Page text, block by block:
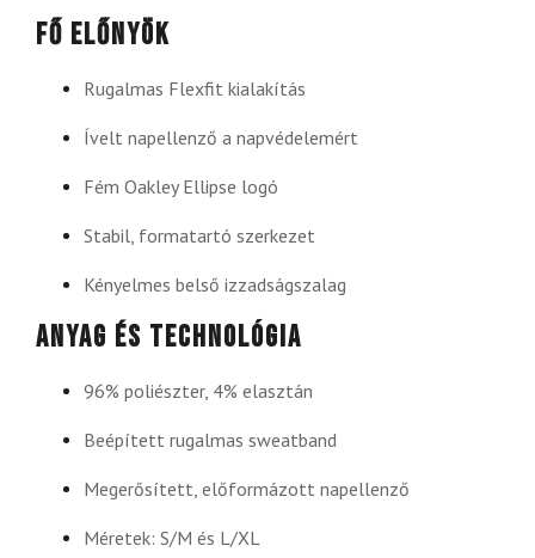
Fő előnyök
Rugalmas Flexfit kialakítás
Ívelt napellenző a napvédelemért
Fém Oakley Ellipse logó
Stabil, formatartó szerkezet
Kényelmes belső izzadságszalag
Anyag és technológia
96% poliészter, 4% elasztán
Beépített rugalmas sweatband
Megerősített, előformázott napellenző
Méretek: S/M és L/XL